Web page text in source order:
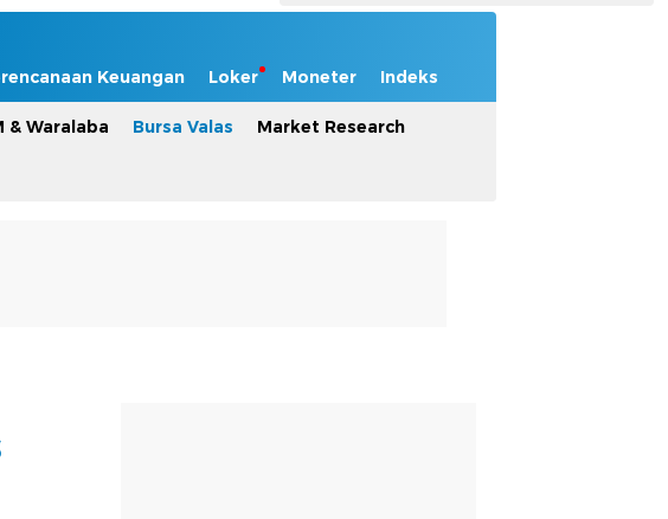
Keuangan Loker Moneter Indeks
& Waralaba Bursa Valas Market Research